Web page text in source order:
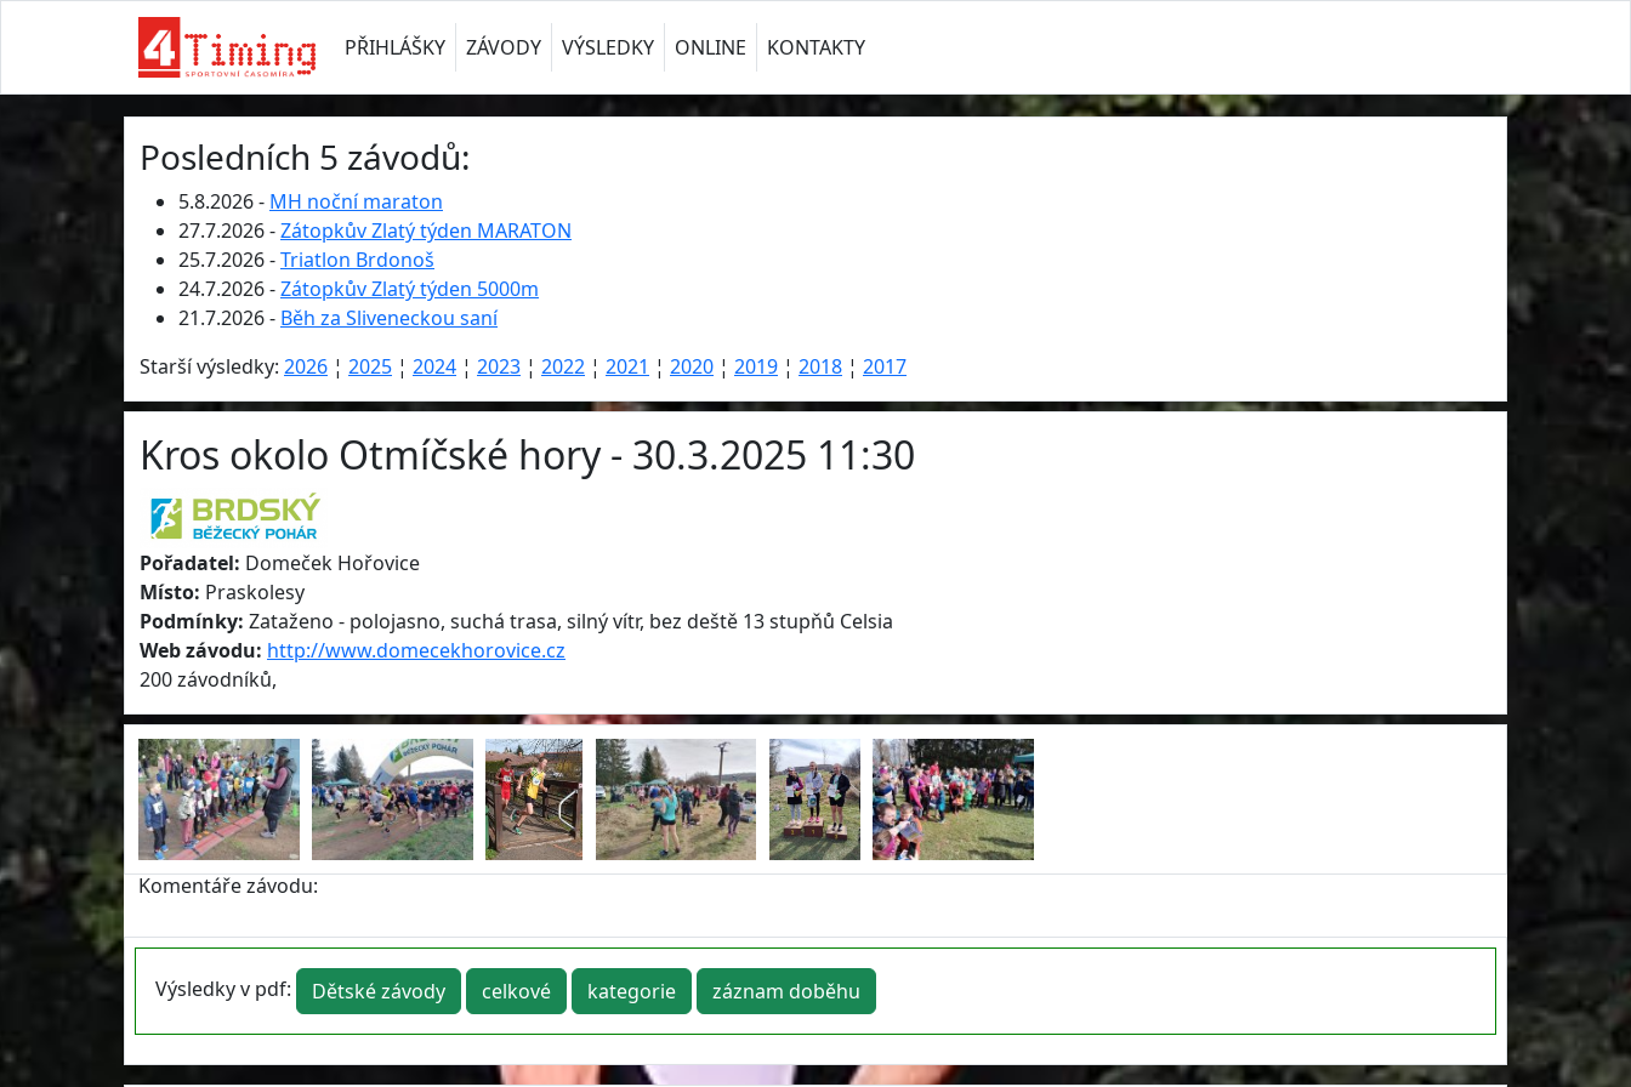
PŘIHLÁŠKY ZÁVODY VÝSLEDKY ONLINE KONTAKTY
Posledních 5 závodů:
5.8.2026 - MH noční maraton
27.7.2026 -Zátopkův Zlatý týden MARATON
25.7.2026 -Triatlon Brdonoš
24.7.2026 -Zátopkův Zlatý týden 5000m
21.7.2026 - Běh za Sliveneckou saní
Starší výsledky: 2026 ¦ 2025 ¦ 2024 ¦ 2023 ¦ 2022 ¦ 2021 ¦ 2020 ¦ 2019 ¦ 2018 ¦ 2017
Kros okolo Otmíčské hory - 30.3.2025 11:30
Pořadatel: Domeček Hořovice
Místo: Praskolesy
Podmínky: Zataženo - polojasno, suchá trasa, silný vítr, bez deště 13 stupňů Celsia
Web závodu: http://www.domecekhorovice.cz
200 závodníků,
Komentáře závodu:
Výsledky v pdf: Dětské závody celkové kategorie záznam doběhu